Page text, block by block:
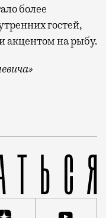
более
гостей,
на рыбу.